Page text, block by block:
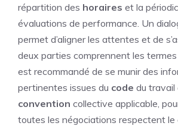
répartition des horaires et la
évaluations de performance. Un
permet d’aligner les attentes et de
deux parties comprennent les termes
est recommandé de se munir des
pertinentes issues du code du travail
convention collective applicable,
toutes les négociations respectent le